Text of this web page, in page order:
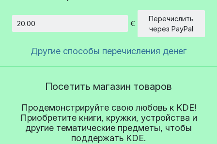
€
Перечислить
через PayPal
Другие способы перечисления денег
Посетить магазин товаров
Продемонстрируйте свою любовь к KDE!
Приобретите книги, кружки, устройства и
другие тематические предметы, чтобы
поддержать KDE.